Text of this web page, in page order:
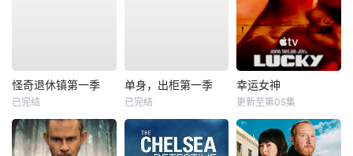
怪奇退休镇第一季
已完结
单身，出柜第一季
已完结
幸运女神
更新至第05集